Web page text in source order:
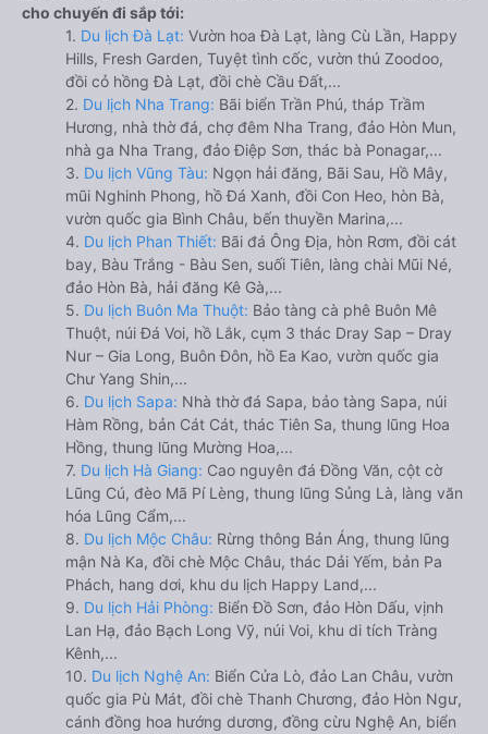
cho chuyến đi sắp tới:
1. Du lịch Đà Lạt: Vườn hoa Đà Lạt, làng Cù Lần, Happy
Hills, Fresh Garden, Tuyệt tình cốc, vườn thú Zoodoo,
đồi cỏ hồng Đà Lạt, đồi chè Cầu Đất,...
2. Du lịch Nha Trang: Bãi biển Trần Phú, tháp Trầm
Hương, nhà thờ đá, chợ đêm Nha Trang, đảo Hòn Mun,
nhà ga Nha Trang, đảo Điệp Sơn, thác bà Ponagar,...
3. Du lịch Vũng Tàu: Ngọn hải đăng, Bãi Sau, Hồ Mây,
mũi Nghinh Phong, hồ Đá Xanh, đồi Con Heo, hòn Bà,
vườn quốc gia Bình Châu, bến thuyền Marina,...
4. Du lịch Phan Thiết: Bãi đá Ông Địa, hòn Rơm, đồi cát
bay, Bàu Trắng - Bàu Sen, suối Tiên, làng chài Mũi Né,
đảo Hòn Bà, hải đăng Kê Gà,...
5. Du lịch Buôn Ma Thuột: Bảo tàng cà phê Buôn Mê
Thuột, núi Đá Voi, hồ Lắk, cụm 3 thác Dray Sap – Dray
Nur – Gia Long, Buôn Đôn, hồ Ea Kao, vườn quốc gia
Chư Yang Shin,...
6. Du lịch Sapa: Nhà thờ đá Sapa, bảo tàng Sapa, núi
Hàm Rồng, bản Cát Cát, thác Tiên Sa, thung lũng Hoa
Hồng, thung lũng Mường Hoa,...
7. Du lịch Hà Giang: Cao nguyên đá Đồng Văn, cột cờ
Lũng Cú, đèo Mã Pí Lèng, thung lũng Sủng Là, làng văn
hóa Lũng Cẩm,...
8. Du lịch Mộc Châu: Rừng thông Bản Áng, thung lũng
mận Nà Ka, đồi chè Mộc Châu, thác Dải Yếm, bản Pa
Phách, hang dơi, khu du lịch Happy Land,...
9. Du lịch Hải Phòng: Biển Đồ Sơn, đảo Hòn Dấu, vịnh
Lan Hạ, đảo Bạch Long Vỹ, núi Voi, khu di tích Tràng
Kênh,...
10. Du lịch Nghệ An: Biển Cửa Lò, đảo Lan Châu, vườn
quốc gia Pù Mát, đồi chè Thanh Chương, đảo Hòn Ngư,
cánh đồng hoa hướng dương, đồng cừu Nghệ An, biển